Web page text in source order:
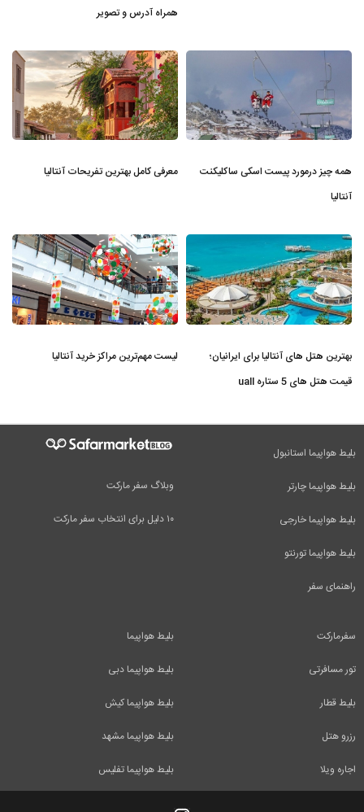
همراه آدرس و تصویر
همه چیز درمورد پیست اسکی ساکلیکنت
آنتالیا
معرفی کامل بهترین تفریحات آنتالیا
بهترین هتل های آنتالیا برای ایرانیان؛
قیمت هتل های 5 ستاره uall
لیست مهم‌ترین مراکز خرید آنتالیا
وبلاگ سفر مارکت
۱۰ دلیل برای انتخاب سفر مارکت
بلیط هواپیما استانبول
بلیط هواپیما چارتر
بلیط هواپیما خارجی
بلیط هواپیما تورنتو
راهنمای سفر
بلیط هواپیما
بلیط هواپیما دبی
بلیط هواپیما کیش
بلیط هواپیما مشهد
بلیط هواپیما تفلیس
سفرمارکت
تور مسافرتی
بلیط قطار
رزرو هتل
اجاره ویلا